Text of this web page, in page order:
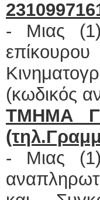
- Μιας
επίκουρου
(κωδικός
ΤΜΗΜΑ
- Μιας